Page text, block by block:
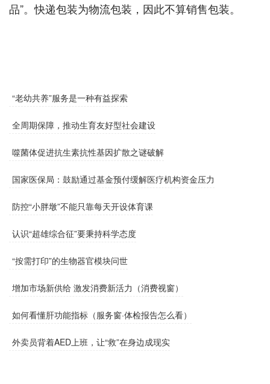
品”。快递包装为物流包装，因此不算销售包装。
“老幼共养”服务是一种有益探索
全周期保障，推动生育友好型社会建设
噬菌体促进抗生素抗性基因扩散之谜破解
国家医保局：鼓励通过基金预付缓解医疗机构资金压力
防控“小胖墩”不能只靠每天开设体育课
认识“超雄综合征”要秉持科学态度
“按需打印”的生物器官模块问世
增加市场新供给 激发消费新活力（消费视窗）
如何看懂肝功能指标（服务窗·体检报告怎么看）
外卖员背着AED上班，让“救”在身边成现实